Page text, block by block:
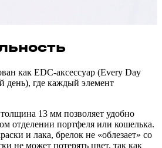
как EDC-аксессуар (Every Day
где каждый элемент
13 мм позволяет удобно
отделении портфеля или кошелька.
и лака, брелок не «облезает» со
не может потерять цвет, так как